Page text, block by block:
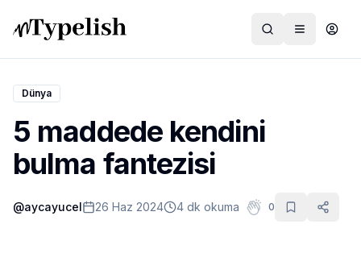
Dünya
Film ve Dizi
Kültür ve Sanat
Dünya
5 maddede kendini
bulma fantezisi
@aycayucel 26 Haz 2024 4 dk okuma 0